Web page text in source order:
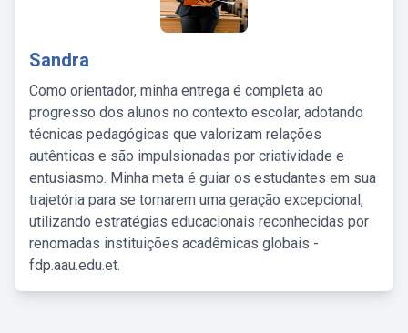
Sandra
Como orientador, minha entrega é completa ao
progresso dos alunos no contexto escolar, adotando
técnicas pedagógicas que valorizam relações
autênticas e são impulsionadas por criatividade e
entusiasmo. Minha meta é guiar os estudantes em sua
trajetória para se tornarem uma geração excepcional,
utilizando estratégias educacionais reconhecidas por
renomadas instituições acadêmicas globais -
fdp.aau.edu.et.